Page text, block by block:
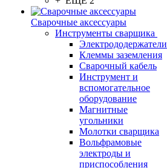
Сварочные аксессуары
Инструменты сварщика
Электрододержатели
Клеммы заземления
Сварочный кабель
Инструмент и
вспомогательное
оборудование
Магнитные
угольники
Молотки сварщика
Вольфрамовые
электроды и
приспособления